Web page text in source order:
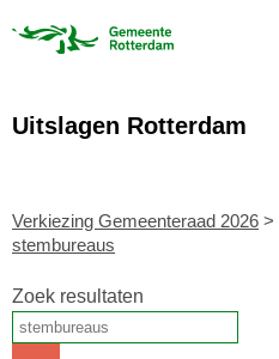
Uitslagen Rotterdam
Verkiezing Gemeenteraad 2026 >
stembureaus
Zoek resultaten